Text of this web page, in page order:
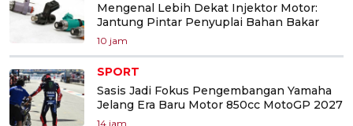
Mengenal Lebih Dekat Injektor Motor:
Jantung Pintar Penyuplai Bahan Bakar
10 jam
SPORT
Sasis Jadi Fokus Pengembangan Yamaha
Jelang Era Baru Motor 850cc MotoGP 2027
14 jam